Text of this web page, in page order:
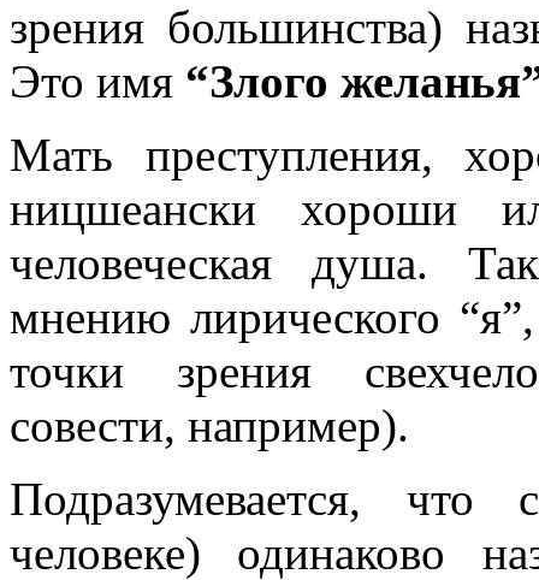
зрения большинства)
Это имя “Злого
Мать преступления,
ницшеански хороши
человеческая душа.
мнению лирического
точки зрения
совести, например).
Подразумевается, что
человеке) одинаково